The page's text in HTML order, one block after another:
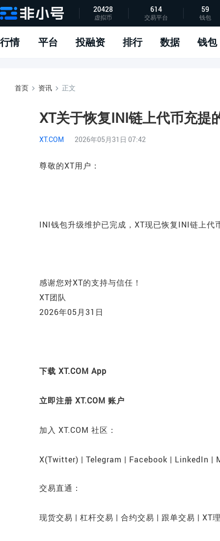
APP下载
指标说明
问题反馈
20428
虚拟币
614
交易平台
59
钱包
行情 平台 投融资 排行 数据 钱包
首页 资讯 正文
XT关于恢复INI链上代币充提
XT.COM 2026年05月31日 07:42
尊敬的XT用户：
INI钱包升级维护已完成，XT现已恢复INI链上代
感谢您对XT的支持与信任！
XT团队
2026年05月31日
下载 XT.COM App
立即注册 XT.COM 账户
加入 XT.COM 社区：
X(Twitter) | Telegram | Facebook | LinkedIn |
交易直通：
现货交易 | 杠杆交易 | 合约交易 | 跟单交易 | XT